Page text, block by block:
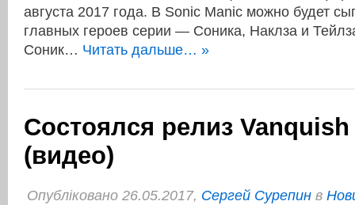
августа 2017 года. В Sonic Manic можно будет
главных героев серии — Соника, Наклза и
Соник… Читать дальше… »
Состоялся релиз Vanquish
(видео)
Опубліковано 26.05.2017, Сергей Сурепин в